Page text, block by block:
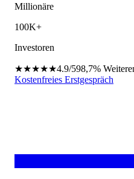
Millionäre
100K+
Investoren
★★★★★4.9/598,7%
Kostenfreies Erstgespräch